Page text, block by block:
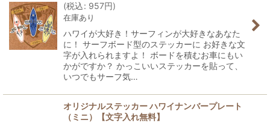
(税込: 957円)
在庫あり
ハワイが大好き！サーフィンが大好きなあなた
に！ サーフボード型のステッカーに お好きな文
字が入れられますよ！ ボードを積むお車にもい
かがですか？ かっこいいステッカーを貼って、
いつでもサーフ気…
オリジナルステッカー ハワイナンバープレート
（ミニ）【文字入れ無料】